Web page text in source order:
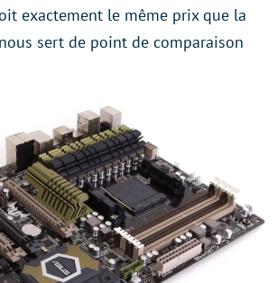
exactement le même prix que la
sert de point de comparaison